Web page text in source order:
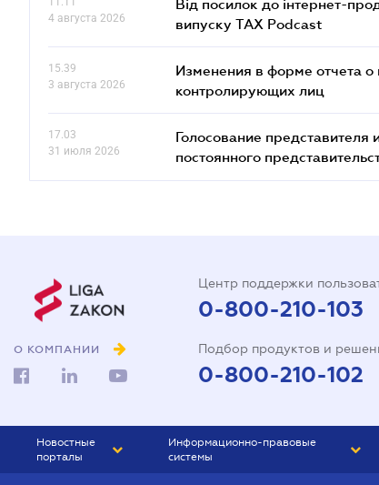
4 августа 2026
Від посилок до інтернет-
випуску TAX Podcast
15.39
3 августа 2026
Изменения в форме отчета
контролирующих лиц
17.03
31 июля 2026
Голосование
постоянного
О КОМПАНИИ
Центр поддержки
0-800-210-103
Подбор продуктов и
0-800-210-102
Новостные
порталы
Информационно-правовые
системы